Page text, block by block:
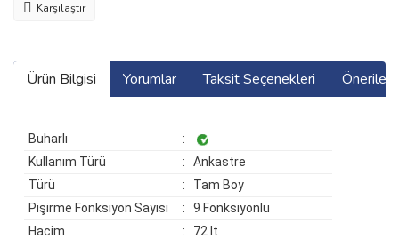
Karşılaştır
Ürün Bilgisi Yorumlar Taksit Seçenekleri
Buharlı
:
Kullanım Türü
: Ankastre
Türü
: Tam Boy
Pişirme Fonksiyon Sayısı
: 9 Fonksiyonlu
Hacim
: 72 lt